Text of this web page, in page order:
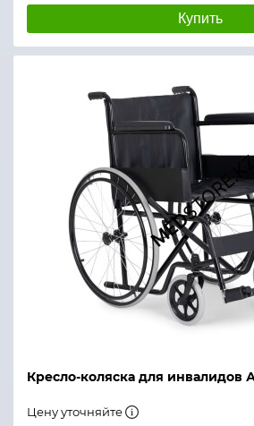
Купить
Кресло-коляска для инвалидов
Цену уточняйте